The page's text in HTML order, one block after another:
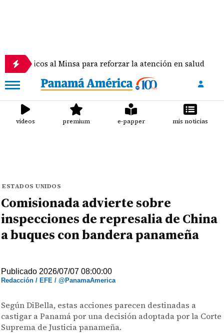
al Minsa para reforzar la atención en salud
videos premium e-papper mis noticias
ESTADOS UNIDOS
Comisionada advierte sobre
inspecciones de represalia de China
a buques con bandera panameña
Publicado 2026/07/07 08:00:00
Redacción / EFE / @PanamaAmerica
Según DiBella, estas acciones parecen destinadas a
castigar a Panamá por una decisión adoptada por la Corte
Suprema de Justicia panameña.